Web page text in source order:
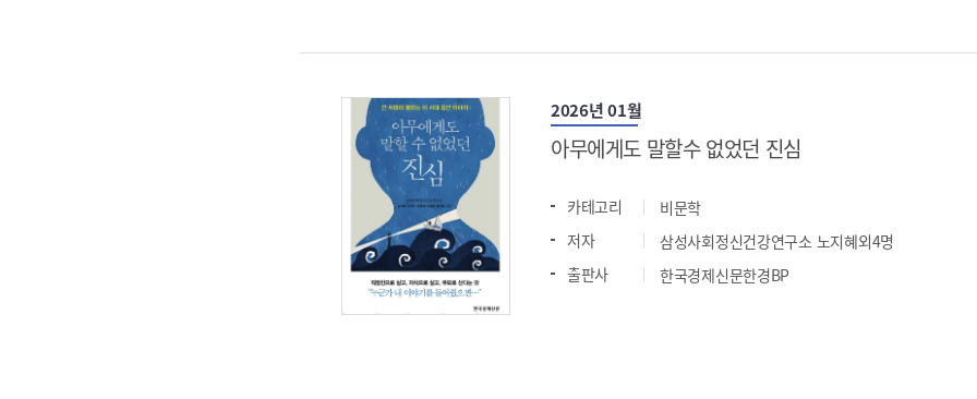
2026년 01월
아무에게도 말할수 없었던 진심
카테고리
비문학
저자
삼성사회정신건강연구소 노지혜외4명
출판사
한국경제신문한경BP